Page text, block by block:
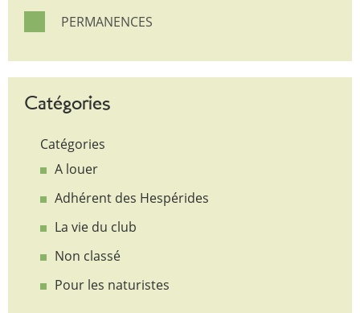
PERMANENCES
Catégories
Catégories
A louer
Adhérent des Hespérides
La vie du club
Non classé
Pour les naturistes